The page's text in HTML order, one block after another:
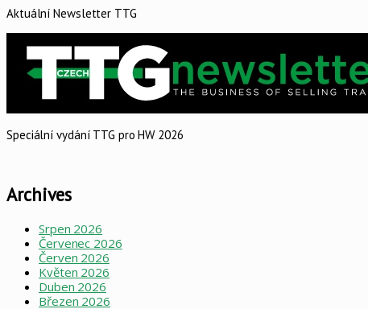
Aktuální Newsletter TTG
Speciální vydání TTG pro HW 2026
Archives
Srpen 2026
Červenec 2026
Červen 2026
Květen 2026
Duben 2026
Březen 2026